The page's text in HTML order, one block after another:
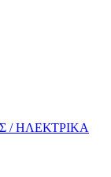
/ ΗΛΕΚΤΡΙΚΑ